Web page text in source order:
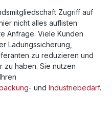
Zugriff auf
nicht alles auflisten
Anfrage. Viele Kunden
Ladungssicherung,
zu reduzieren und
zu haben. Sie nutzen
- und Industriebedarf.